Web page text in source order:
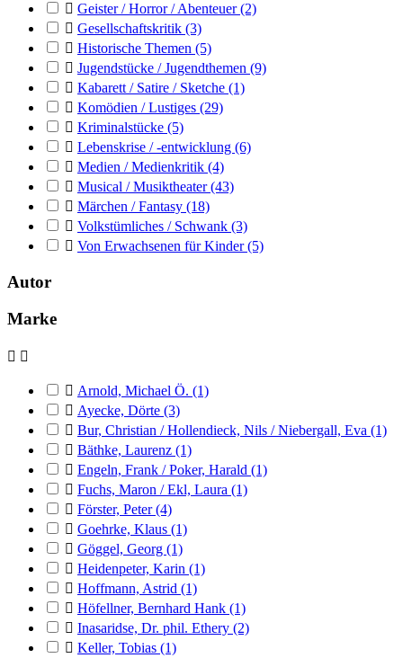
 Geister / Horror / Abenteuer(2)
 Gesellschaftskritik (3)
 Historische Themen (5)
 Jugendstücke / Jugendthemen (9)
 Kabarett / Satire / Sketche (1)
 Komödien / Lustiges (29)
 Kriminalstücke (5)
 Lebenskrise / -entwicklung (6)
 Medien / Medienkritik (4)
 Musical / Musiktheater(43)
 Märchen / Fantasy (18)
 Volkstümliches / Schwank (3)
 Von Erwachsenen für Kinder(5)
Autor
Marke
 
 Arnold, Michael Ö. (1)
 Ayecke, Dörte (3)
 Bur, Christian / Hollendieck, Nils / Niebergall, Eva (1)
 Bäthke, Laurenz (1)
 Engeln, Frank / Poker, Harald (1)
 Fuchs, Maron / Ekl, Laura (1)
 Förster, Peter(4)
 Goehrke, Klaus (1)
 Göggel, Georg (1)
 Heidenpeter, Karin (1)
 Hoffmann, Astrid (1)
 Höfellner, Bernhard Hank (1)
 Inasaridse, Dr. phil. Ethery (2)
 Keller, Tobias (1)